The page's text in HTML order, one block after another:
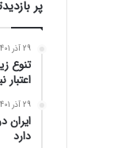
پر
29 آذر 1401
اعتبار
29 آذر 1401
ایران
دارد